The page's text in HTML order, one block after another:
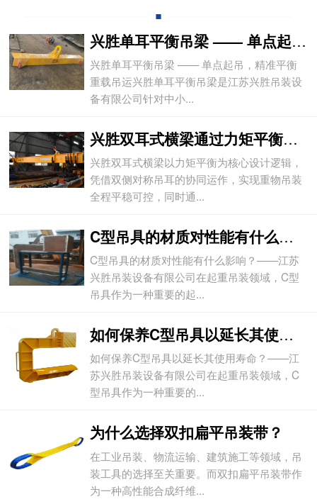
兴胜单耳平衡吊梁 —— 单点起吊，精准平
兴胜单耳平衡吊梁 —— 单点起吊，精准平衡
重载吊运兴胜单耳平衡吊梁是江苏兴胜吊装设
备有限公司针对中小...
兴胜双耳式横梁通过力矩平衡实现重物平稳吊
兴胜双耳式横梁以力矩平衡为核心设计逻辑，
凭借双侧对称吊耳的协同运作，实现重物吊装
全程平稳可控，同时通...
C型吊具的材质对性能有什么影响？
C型吊具的材质对性能有什么影响？——江苏
兴胜吊装设备有限公司在起重吊装领域，C型
吊具作为一种重要的起...
如何保养C型吊具以延长其使用寿命？
如何保养C型吊具以延长其使用寿命？——江
苏兴胜吊装设备有限公司在起重吊装领域，C
型吊具作为一种重要的...
为什么选择双扣扁平吊装带？
在工业吊装、物流运输、建筑施工等领域，吊
装工具的选择至关重要。而双扣扁平吊装带作
为一种高性能合成纤维...